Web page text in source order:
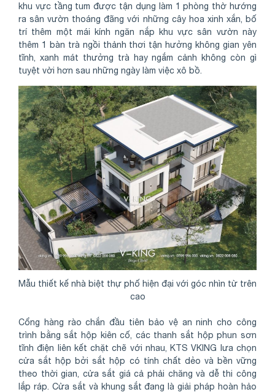
khu vực tầng tum được tận dụng làm 1 phòng thờ hướng
ra sân vườn thoáng đãng với những cây hoa xinh xắn, bố
trí thêm một mái kính ngăn nắp khu vực sân vườn này
thêm 1 bàn trà ngồi thảnh thơi tận hưởng không gian yên
tĩnh, xanh mát thưởng trà hay ngắm cảnh không còn gì
tuyệt vời hơn sau những ngày làm việc xô bồ.
Mẫu thiết kế nhà biệt thự phố hiện đại với góc nhìn từ trên
cao
Cổng hàng rào chắn đầu tiên bảo vệ an ninh cho công
trình bằng sắt hộp kiên cố, các thanh sắt hộp phun sơn
tĩnh điện liên kết chặt chẽ với nhau, KTS VKING lưa chọn
cửa sắt hộp bởi sắt hộp có tính chất dẻo và bền vững
theo thời gian, cửa sắt giá cả phải chăng và dễ thi công
lắp ráp. Cửa sắt và khung sắt đang là giải pháp hoàn hảo